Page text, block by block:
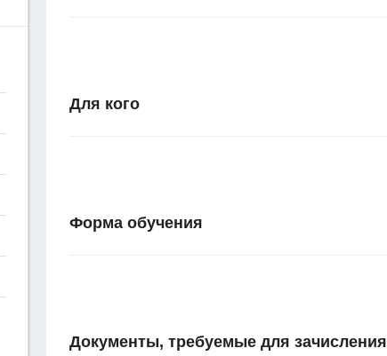
Для кого
Форма обучения
Документы, требуемые для зачисления